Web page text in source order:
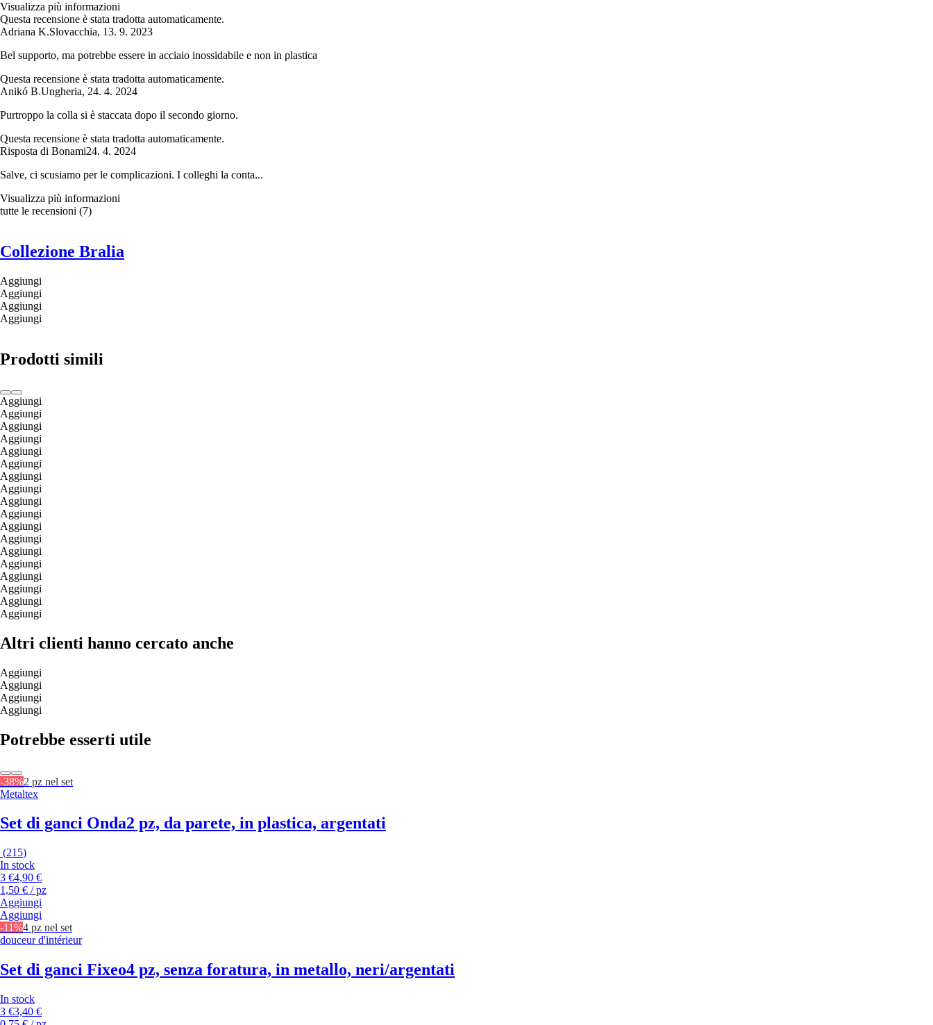
Visualizza più informazioni
Questa recensione è stata tradotta automaticamente.
Adriana K.Slovacchia, 13. 9. 2023
Bel supporto, ma potrebbe essere in acciaio inossidabile e non in plastica
Questa recensione è stata tradotta automaticamente.
Anikó B.Ungheria, 24. 4. 2024
Purtroppo la colla si è staccata dopo il secondo giorno.
Questa recensione è stata tradotta automaticamente.
Risposta di Bonami24. 4. 2024
Salve, ci scusiamo per le complicazioni. I colleghi la conta...
Visualizza più informazioni
tutte le recensioni (7)
Collezione Bralia
Aggiungi
Aggiungi
Aggiungi
Aggiungi
Prodotti simili
Aggiungi
Aggiungi
Aggiungi
Aggiungi
Aggiungi
Aggiungi
Aggiungi
Aggiungi
Aggiungi
Aggiungi
Aggiungi
Aggiungi
Aggiungi
Aggiungi
Aggiungi
Aggiungi
Aggiungi
Aggiungi
Altri clienti hanno cercato anche
Aggiungi
Aggiungi
Aggiungi
Aggiungi
Potrebbe esserti utile
-38%2 pz nel set
Metaltex
Set di ganci Onda2 pz, da parete, in plastica, argentati
(215)
In stock
3 €4,90 €
1,50 € / pz
Aggiungi
Aggiungi
-11%4 pz nel set
douceur d'intérieur
Set di ganci Fixeo4 pz, senza foratura, in metallo, neri/argentati
In stock
3 €3,40 €